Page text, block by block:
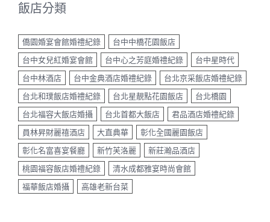
台中女兒紅婚宴會館
台中心之芳庭婚禮紀錄
台中林酒店
台中金典酒店婚禮紀錄
台北京采飯店婚禮紀錄
台北和璞飯店婚禮紀錄
台北星靚點花園飯店
台北橋園
台北福容大飯店婚攝
台北首都大飯店
君品酒店婚禮紀錄
員林昇財麗禧酒店
大直典華
彰化全國麗園飯店
彰化名富喜宴餐廳
新竹芙洛麗
新莊瀚品酒店
桃園福容飯店婚禮紀錄
清水成都雅宴時尚會館
福華飯店婚攝
高雄老新台菜